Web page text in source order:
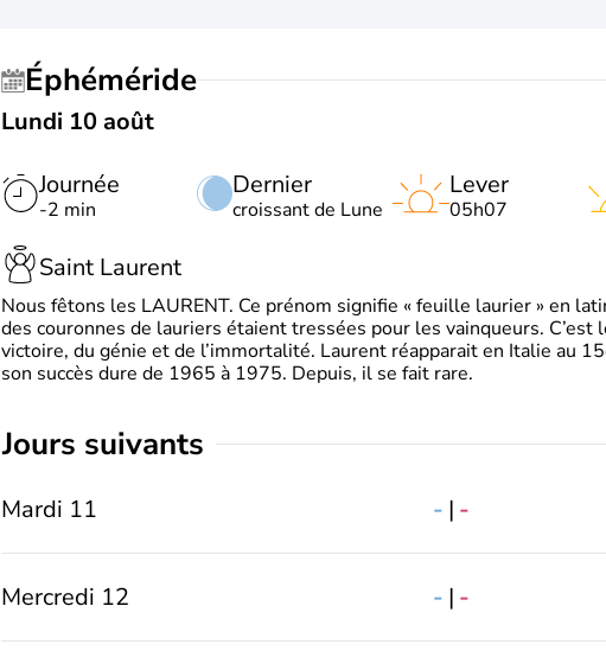
Éphéméride
Lundi 10 août
Journée
-2 min
Dernier
croissant de Lune
Lever
05h07
Saint Laurent
Nous fêtons les LAURENT. Ce prénom signifie « feuille laurier » en
des couronnes de lauriers étaient tressées pour les vainqueurs. C’est
victoire, du génie et de l’immortalité. Laurent réapparait en Italie au
son succès dure de 1965 à 1975. Depuis, il se fait rare.
jours suivants
Mardi 11 - | -
Mercredi 12 - | -